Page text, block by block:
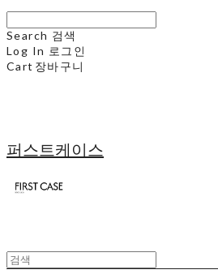
Search 검색
Log In 로그인
Cart 장바구니
퍼스트케이스